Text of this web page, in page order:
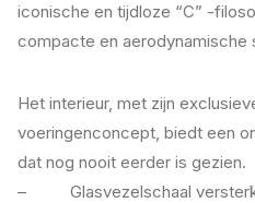
iconische en tijdloze “C” -
compacte en aerodynamische
Het interieur, met zijn
voeringenconcept, biedt een
dat nog nooit eerder is gezien.
– Glasvezelschaal versterkt